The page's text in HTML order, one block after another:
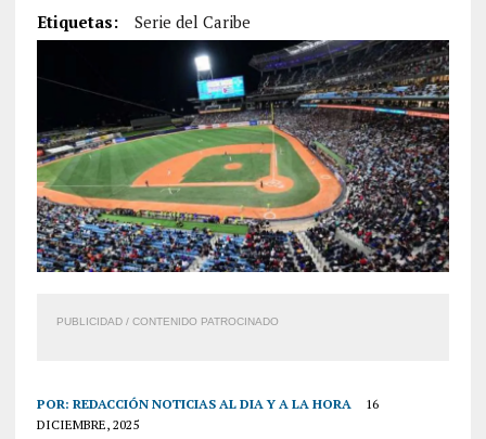
Etiquetas: Serie del Caribe
PUBLICIDAD / CONTENIDO PATROCINADO
POR: REDACCIÓN NOTICIAS AL DIA Y A LA HORA
16
DICIEMBRE, 2025